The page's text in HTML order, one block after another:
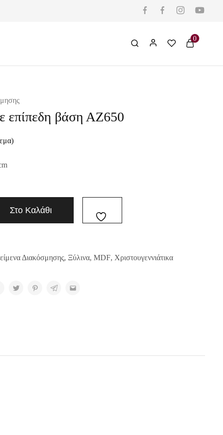
0
επίπεδη βάση ΑΖ650
Στο Καλάθι
Διακόσμησης, Ξύλινα, MDF, Χριστουγεννιάτικα